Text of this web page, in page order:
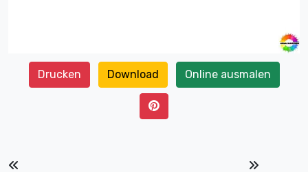
Drucken Download Online ausmalen